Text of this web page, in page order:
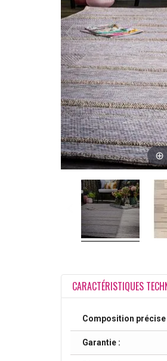
CARACTÉRISTIQUES
Composition précise
Garantie :